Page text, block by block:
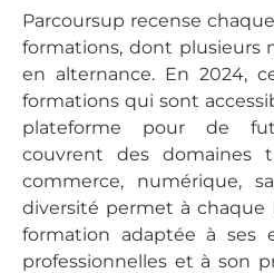
Parcoursup recense
formations, dont plusieurs
en alternance. En 2024,
formations qui sont
plateforme pour de
couvrent des domaines
commerce, numérique,
diversité permet à
formation adaptée à ses
professionnelles et à son